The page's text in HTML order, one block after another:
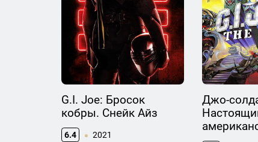
G.I. Joe: Бросок
кобры. Снейк Айз
6.4 2021
Джо-